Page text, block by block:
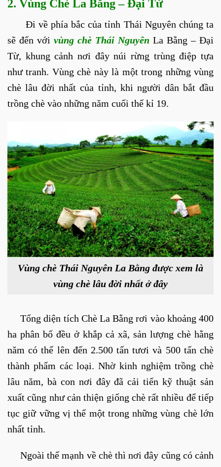
2. Vùng Chè La Bằng – Đại Từ
Đi về phía bắc của tỉnh Thái Nguyên chúng ta
sẽ đến với vùng chè Thái Nguyên La Bằng – Đại
Từ, khung cảnh nơi đây núi rừng trùng điệp tựa
như tranh. Vùng chè này là một trong những vùng
chè lâu đời nhất của tỉnh, khi người dân bắt đầu
trồng chè vào những năm cuối thế kỉ 19.
Vùng chè Thái Nguyên La Bằng được xem là
vùng chè lâu đời nhất ở đây
Tổng diện tích Chè La Bằng rơi vào khoảng 400
ha phân bố đều ở khắp cả xã, sản lượng chè hằng
năm có thể lên đến 2.500 tấn tươi và 500 tấn chè
thành phẩm các loại. Nhờ kinh nghiệm trồng chè
lâu năm, bà con nơi đây đã cải tiến kỹ thuật sản
xuất cũng như cản thiện giống chè rất nhiều để tiếp
tục giữ vững vị thế một trong những vùng chè lớn
nhất tỉnh.
Ngoài thế mạnh về chè thì nơi đây cũng có cảnh